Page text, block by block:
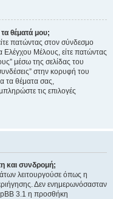
θέματά μου;
πατώντας στον σύνδεσμο
Μέλους, είτε πατώντας
μέσω της σελίδας του
στην κορυφή του
τα θέματα σας,
τις επιλογές
και συνδρομή;
λειτουργούσε όπως η
Δεν ενημερωνόσασταν
3.1 η προσθήκη